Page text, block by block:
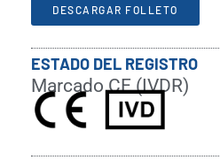
DESCARGAR FOLLETO
ESTADO DEL REGISTRO
Marcado CE (IVDR)